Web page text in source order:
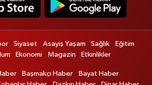
Siyaset Asayiş Yaşam Sağlık
Eğitim
Ekonomi Magazin Etkinlikler
Başmakçı Haber
Bayat Haber